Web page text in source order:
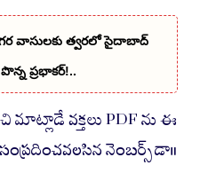
వాసులకు త్వరలో సైదాబాద్
పొన్న ప్రభాకర్!..
వక్తలు PDF ను ఈ
నెంబర్స్ డా॥